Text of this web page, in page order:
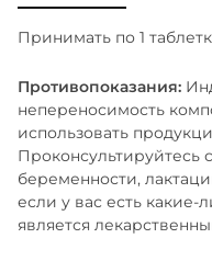
Принимать по 1
Противопоказания:
непереносимость
использовать
Проконсультируйтесь
беременности,
если у вас есть какие-
является